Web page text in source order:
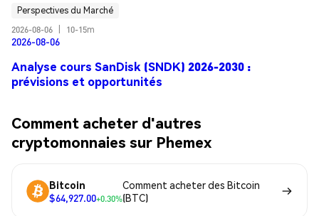
Perspectives du Marché
2026-08-06
10-15m
2026-08-06
Analyse cours SanDisk (SNDK) 2026-2030 :
prévisions et opportunités
Comment acheter d'autres
cryptomonnaies sur Phemex
Bitcoin
$64,927.00+0.30%
Comment acheter des Bitcoin
(BTC)